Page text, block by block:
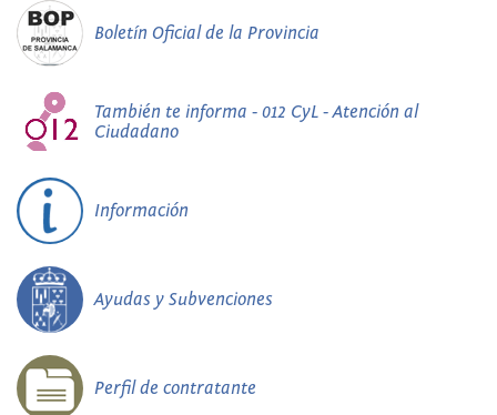
Boletín Oficial de la Provincia
También te informa - 012 CyL - Atención al
Ciudadano
Información
Ayudas y Subvenciones
Perfil de contratante